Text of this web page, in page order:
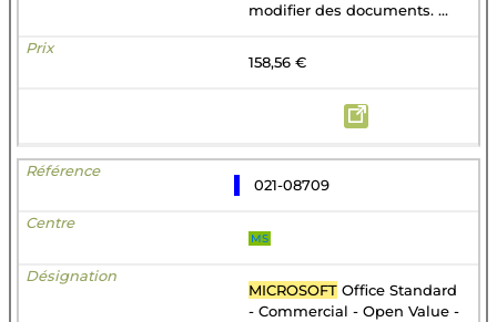
modifier des documents. ...
158,56 €
021-08709
MS
MICROSOFT Office Standard
- Commercial - Open Value -